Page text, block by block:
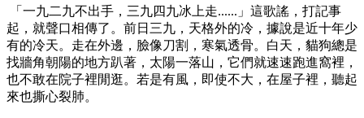
「一九二九不出手，三九四九冰上走......」這歌謠，打記事
起，就聲口相傳了。前日三九，天格外的冷，據說是近十年少
有的冷天。走在外邊，臉像刀割，寒氣透骨。白天，貓狗總是
找牆角朝陽的地方趴著，太陽一落山，它們就速速跑進窩裡，
也不敢在院子裡閒逛。若是有風，即使不大，在屋子裡，聽起
來也撕心裂肺。